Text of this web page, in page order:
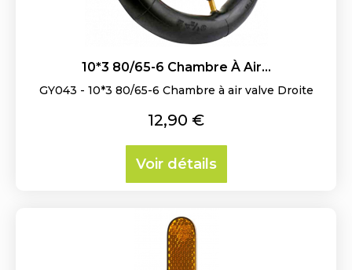
10*3 80/65-6 Chambre À Air...
GY043 - 10*3 80/65-6 Chambre à air valve Droite
Prix
12,90 €
Voir détails